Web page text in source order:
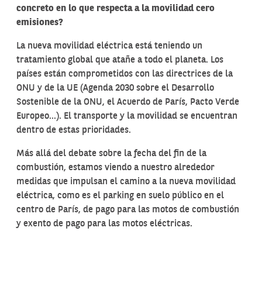
concreto en lo que respecta a la movilidad cero
emisiones?
La nueva movilidad eléctrica está teniendo un
tratamiento global que atañe a todo el planeta. Los
países están comprometidos con las directrices de la
ONU y de la UE (Agenda 2030 sobre el Desarrollo
Sostenible de la ONU, el Acuerdo de París, Pacto Verde
Europeo…). El transporte y la movilidad se encuentran
dentro de estas prioridades.
Más allá del debate sobre la fecha del fin de la
combustión, estamos viendo a nuestro alrededor
medidas que impulsan el camino a la nueva movilidad
eléctrica, como es el parking en suelo público en el
centro de París, de pago para las motos de combustión
y exento de pago para las motos eléctricas.